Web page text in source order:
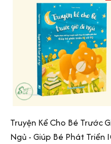
Truyện Kể Cho Bé Trước
Ngủ - Giúp Bé Phát Triển